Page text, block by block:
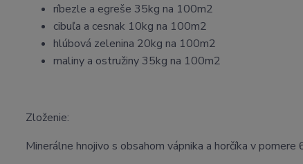
ríbezle a egreše 35kg na 100m2
cibuľa a cesnak 10kg na 100m2
hlúbová zelenina 20kg na 100m2
maliny a ostružiny 35kg na 100m2
Zloženie:
Minerálne hnojivo s obsahom vápnika a horčíka v